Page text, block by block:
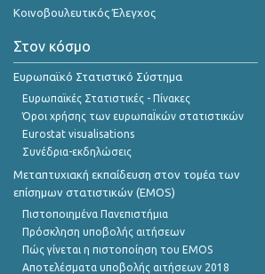
Κοινοβουλευτικός Έλεγχος
Στον κόσμο
Ευρωπαϊκό Στατιστικό Σύστημα
Ευρωπαϊκές Στατιστικές - Πίνακες
Όροι χρήσης των ευρωπαΪκών στατιστικών
Eurostat visualisations
Συνέδρια-εκδηλώσεις
Μεταπτυχιακή εκπαίδευση στον τομέα των
επίσημων στατιστικών (EMOS)
Πιστοποιημένα Πανεπιστήμια
Πρόσκληση υποβολής αιτήσεων
Πώς γίνεται η πιστοποίηση του EMOS
Αποτελέσματα υποβολής αιτήσεων 2018